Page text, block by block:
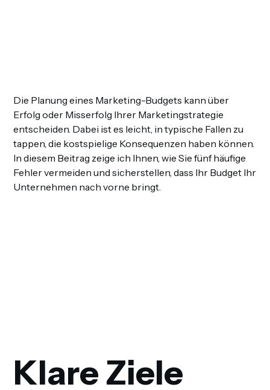
Die Planung eines Marketing-Budgets kann über
Erfolg oder Misserfolg Ihrer Marketingstrategie
entscheiden. Dabei ist es leicht, in typische Fallen zu
tappen, die kostspielige Konsequenzen haben können.
In diesem Beitrag zeige ich Ihnen, wie Sie fünf häufige
Fehler vermeiden und sicherstellen, dass Ihr Budget Ihr
Unternehmen nach vorne bringt.
Klare Ziele